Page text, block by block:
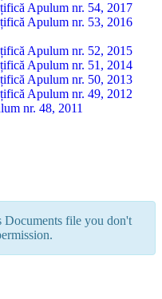
Apulum nr. 54, 2017
Apulum nr. 53, 2016
Apulum nr. 52, 2015
Apulum nr. 51, 2014
Apulum nr. 50, 2013
Apulum nr. 49, 2012
nr. 48, 2011
Documents file you don't